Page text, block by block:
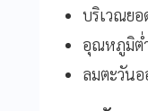
บริเวณยอ
อุณหภูมิต่
ลมตะวันอ